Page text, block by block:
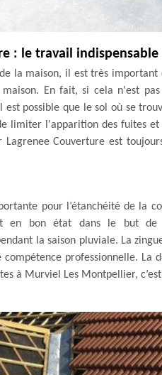
: le travail indispensable
la maison, il est très
En fait, si cela n'est
possible que le sol où se
limiter l'apparition des fuites
Couverture est
pour l’étanchéité de la
en bon état dans le but
la saison pluviale. La
professionnelle. La
à Murviel Les Montpellier,